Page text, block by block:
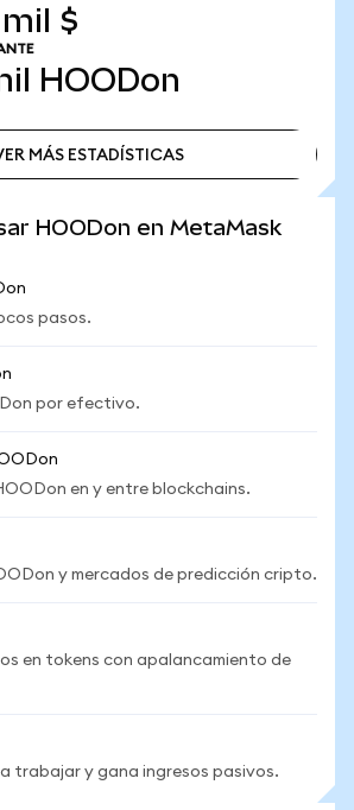
$
HOODon
MÁS ESTADÍSTICAS
HOODon en MetaMask
pasos.
por efectivo.
en y entre blockchains.
y mercados de predicción cripto.
en tokens con apalancamiento de
trabajar y gana ingresos pasivos.